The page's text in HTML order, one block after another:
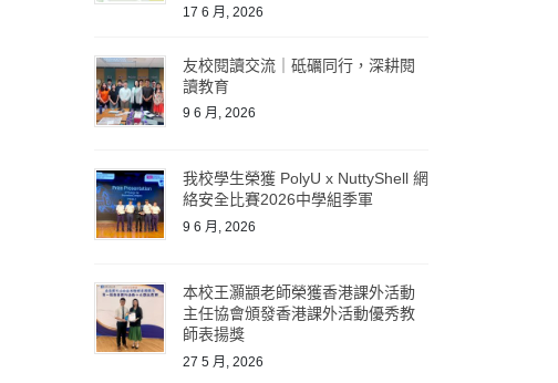
17 6 月, 2026
友校閱讀交流｜砥礪同行，深耕閱
讀教育
9 6 月, 2026
我校學生榮獲 PolyU x NuttyShell 網
絡安全比賽2026中學組季軍
9 6 月, 2026
本校王灝顓老師榮獲香港課外活動
主任協會頒發香港課外活動優秀教
師表揚獎
27 5 月, 2026